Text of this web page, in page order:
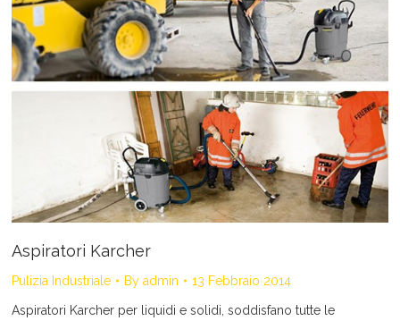
Aspiratori Karcher
Pulizia Industriale By admin 13 Febbraio 2014
Aspiratori Karcher per liquidi e solidi, soddisfano tutte le